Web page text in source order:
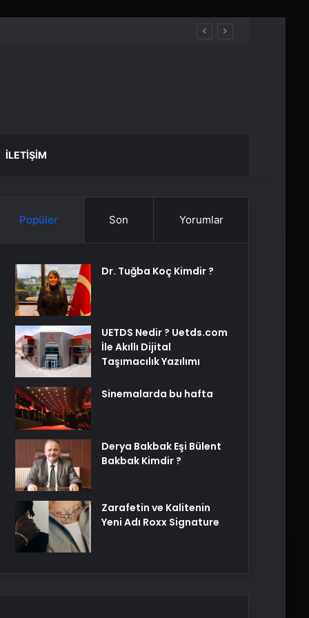
İLETIŞIM
Popüler Son Yorumlar
Dr. Tuğba Koç Kimdir ?
UETDS Nedir ? Uetds.com
İle Akıllı Dijital
Taşımacılık Yazılımı
Sinemalarda bu hafta
Derya Bakbak Eşi Bülent
Bakbak Kimdir ?
Zarafetin ve Kalitenin
Yeni Adı Roxx Signature